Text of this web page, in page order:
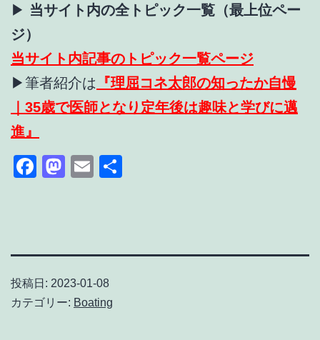
▶ 当サイト内の全トピック一覧（最上位ペー
ジ）
当サイト内記事のトピック一覧ページ
▶筆者紹介は 『理屈コネ太郎の知ったか自慢
｜35歳で医師となり定年後は趣味と学びに邁
進』
Facebook
Mastodon
Email
投稿日: 2023-01-08
カテゴリー: Boating